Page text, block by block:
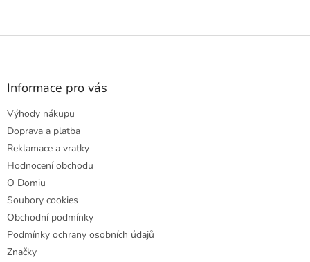
Z
Informace pro vás
Výhody nákupu
Doprava a platba
Reklamace a vratky
Hodnocení obchodu
O Domiu
Soubory cookies
Obchodní podmínky
Podmínky ochrany osobních údajů
Značky